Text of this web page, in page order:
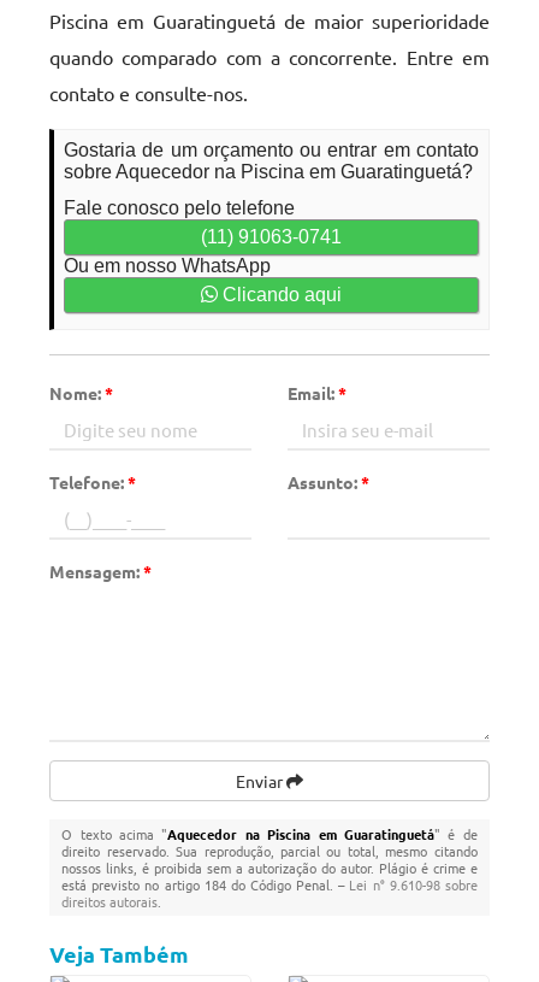
Piscina em Guaratinguetá de maior superioridade
quando comparado com a concorrente. Entre em
contato e consulte-nos.
Gostaria de um orçamento ou entrar em contato
sobre Aquecedor na Piscina em Guaratinguetá?
Fale conosco pelo telefone
(11) 91063-0741
Ou em nosso WhatsApp
Clicando aqui
Nome:* Email:*
Telefone:* Assunto:*
Mensagem:*
Enviar
O texto acima "Aquecedor na Piscina em Guaratinguetá" é de
direito reservado. Sua reprodução, parcial ou total, mesmo citando
nossos links, é proibida sem a autorização do autor. Plágio é crime e
está previsto no artigo 184 do Código Penal. – Lei n° 9.610-98 sobre
direitos autorais
Veja Também